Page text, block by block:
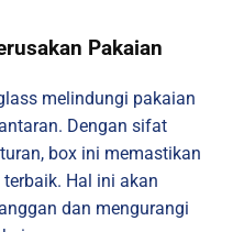
Pakaian
melindungi pakaian
Dengan sifat
box ini memastikan
Hal ini akan
dan mengurangi